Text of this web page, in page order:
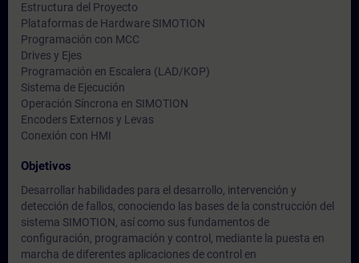
Estructura del Proyecto
Plataformas de Hardware SIMOTION
Programación con MCC
Drives y Ejes
Programación en Escalera (LAD/KOP)
Sistema de Ejecución
Operación Síncrona en SIMOTION
Encoders Externos y Levas
Conexión con HMI
Objetivos
Desarrollar habilidades para el desarrollo, intervención y
detección de fallos, conociendo las bases de la construcción del
sistema SIMOTION, así como sus fundamentos de
configuración, programación y control, mediante la puesta en
marcha de diferentes aplicaciones de control en